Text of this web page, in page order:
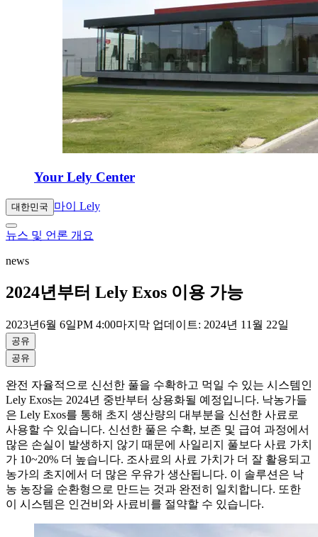
Your Lely Center
대한민국 마이 Lely
뉴스 및 언론 개요
news
2024년부터 Lely Exos 이용 가능
2023년6월 6일PM 4:00마지막 업데이트: 2024년 11월 22일
공유
공유
완전 자율적으로 신선한 풀을 수확하고 먹일 수 있는 시스템인
Lely Exos는 2024년 중반부터 상용화될 예정입니다. 낙농가들
은 Lely Exos를 통해 초지 생산량의 대부분을 신선한 사료로
사용할 수 있습니다. 신선한 풀은 수확, 보존 및 급여 과정에서
많은 손실이 발생하지 않기 때문에 사일리지 풀보다 사료 가치
가 10~20% 더 높습니다. 조사료의 사료 가치가 더 잘 활용되고
농가의 초지에서 더 많은 우유가 생산됩니다. 이 솔루션은 낙
농 농장을 순환형으로 만드는 것과 완전히 일치합니다. 또한
이 시스템은 인건비와 사료비를 절약할 수 있습니다.